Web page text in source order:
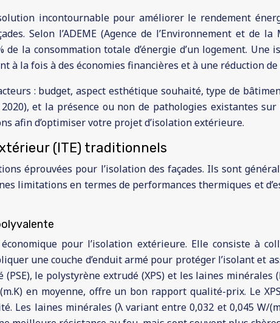
incontournable pour améliorer le rendement
Selon l’ADEME (Agence de l’Environnement et de
la consommation totale d’énergie d’un logement.
la fois à des économies financières et à une réduction de
: budget, aspect esthétique souhaité, type de
et la présence ou non de pathologies existantes sur
afin d’optimiser votre projet d’isolation extérieure.
(ITE) traditionnels
éprouvées pour l’isolation des façades. Ils sont
limitations en termes de performances thermiques et
pour l’isolation extérieure. Elle consiste à
une couche d’enduit armé pour protéger l’isolant et
le polystyrène extrudé (XPS) et les laines minérales
en moyenne, offre un bon rapport qualité-prix. Le
Les laines minérales (λ variant entre 0,032 et 0,045 W/